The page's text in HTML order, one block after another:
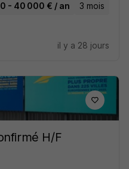
- 40 000 € / an 3 mois
il y a 28 jours
H/F